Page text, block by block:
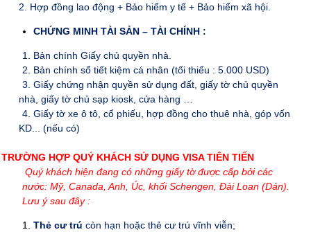
2. Hợp đồng lao động + Bảo hiểm y tế + Bảo hiểm xã hội.
CHỨNG MINH TÀI SẢN – TÀI CHÍNH :
1. Bản chính Giấy chủ quyền nhà.
2. Bản chính sổ tiết kiệm cá nhân (tối thiểu : 5.000 USD)
3. Giấy chứng nhận quyền sử dụng đất, giấy tờ chủ quyền
nhà, giấy tờ chủ sạp kiosk, cửa hàng …
4. Giấy tờ xe ô tô, cổ phiếu, hợp đồng cho thuê nhà, góp vốn
KD... (nếu có)
TRƯỜNG HỢP QUÝ KHÁCH SỬ DỤNG VISA TIÊN TIẾN
Quý khách hiện đang có những giấy tờ được cấp bởi các
nước: Mỹ, Canada, Anh, Úc, khối Schengen, Đài Loan (Dán).
Lưu ý sau đây :
Thẻ cư trú còn hạn hoặc thẻ cư trú vĩnh viễn;